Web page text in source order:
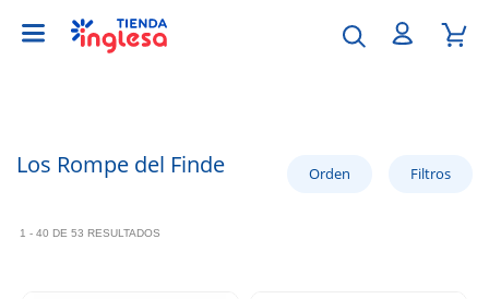
Los Rompe del Finde
1 - 40 DE 53 RESULTADOS